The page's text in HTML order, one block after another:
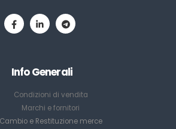
Info Generali
Condizioni di vendita
Marchi e fornitori
Cambio e Restituzione merce